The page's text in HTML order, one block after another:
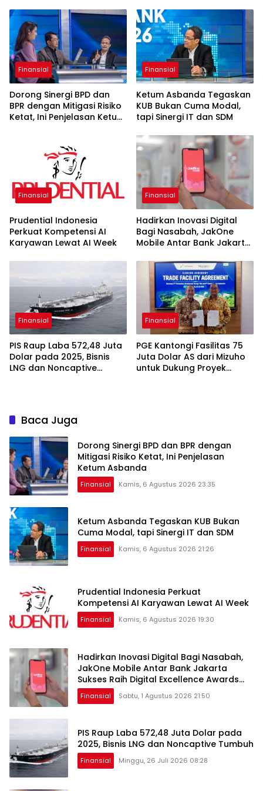
Finansial
Dorong Sinergi BPD dan
BPR dengan Mitigasi Risiko
Ketat, Ini Penjelasan Ketum
Finansial
Ketum Asbanda Tegaskan
KUB Bukan Cuma Modal,
tapi Sinergi IT dan SDM
Finansial
Prudential Indonesia
Perkuat Kompetensi AI
Karyawan Lewat AI Week
Finansial
Hadirkan Inovasi Digital
Bagi Nasabah, JakOne
Mobile Antar Bank Jakarta
Excellence Awards 2026
Finansial
PIS Raup Laba 572,48 Juta
Dolar pada 2025, Bisnis
LNG dan Noncaptive
Finansial
PGE Kantongi Fasilitas 75
Juta Dolar AS dari Mizuho
untuk Dukung Proyek
Baca Juga
Dorong Sinergi BPD dan BPR dengan
Mitigasi Risiko Ketat, Ini Penjelasan
Ketum Asbanda
Finansial Kamis, 6 Agustus 2026 23:35
Ketum Asbanda Tegaskan KUB Bukan
Cuma Modal, tapi Sinergi IT dan SDM
Finansial Kamis, 6 Agustus 2026 21:26
Prudential Indonesia Perkuat
Kompetensi AI Karyawan Lewat AI Week
Finansial Kamis, 6 Agustus 2026 19:30
Hadirkan Inovasi Digital Bagi Nasabah,
JakOne Mobile Antar Bank Jakarta
Sukses Raih Digital Excellence Awards
2026
Finansial Sabtu, 1 Agustus 2026 21:50
PIS Raup Laba 572,48 Juta Dolar pada
2025, Bisnis LNG dan Noncaptive Tumbuh
Finansial Minggu, 26 Juli 2026 08:28